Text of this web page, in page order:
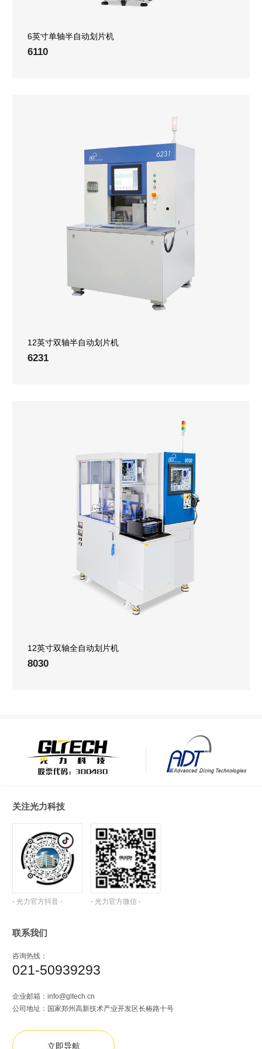
6英寸单轴半自动划片机
6110
12英寸双轴半自动划片机
6231
12英寸双轴全自动划片机
8030
关注光力科技
- 光力官方抖音 - - 光力官方微信 -
联系我们
咨询热线：
021-50939293
企业邮箱： info@gltech.cn
公司地址：国家郑州高新技术产业开发区长椿路十号
立即导航